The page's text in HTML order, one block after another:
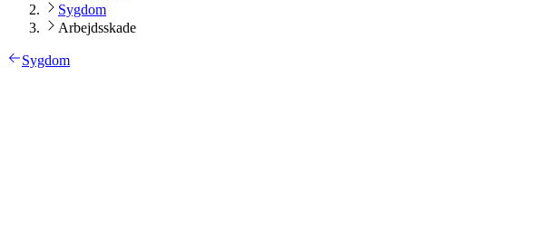
Sygdom
Arbejdsskade
Sygdom